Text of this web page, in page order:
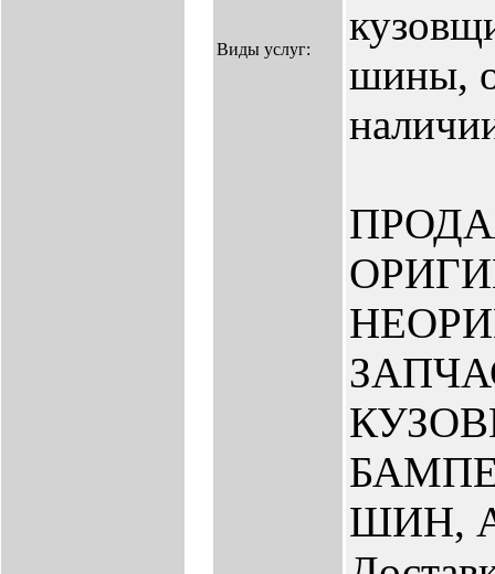
Виды услуг:
шины,
ШИН,